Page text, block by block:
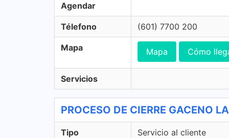
Agendar
Télefono (601) 7700 200
Mapa Mapa Cómo
Servicios
PROCESO DE CIERRE GACENO
Tipo Servicio al cliente